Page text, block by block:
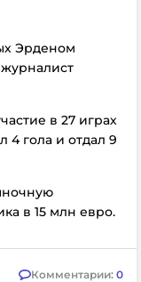
Эрденом
в 27 играх
4 гола и отдал 9
в 15 млн евро.
Комментарии: 0